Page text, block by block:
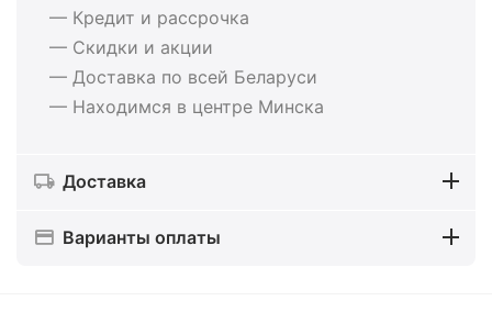
— Кредит и рассрочка
— Скидки и акции
— Доставка по всей Беларуси
— Находимся в центре Минска
Доставка
Варианты оплаты